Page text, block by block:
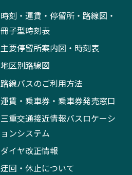
時刻・運賃・停留所・路線図・
冊子型時刻表
主要停留所案内図・時刻表
地区別路線図
路線バスのご利用方法
運賃・乗車券・乗車券発売窓口
三重交通接近情報バスロケーシ
ョンシステム
ダイヤ改正情報
迂回・休止について